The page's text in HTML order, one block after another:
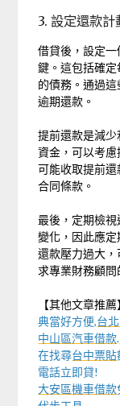
3. 設定還款計
借貸後，設定
鍵。這包括確
的債務。通過
逾期還款。
提前還款是減
資金，可以考
可能收取提前
合同條款。
最後，定期檢
變化，因此應
還款壓力過大
求專業財務顧問
【其他文章推薦
典當好方便,台
中山區汽車借款.
在找尋台中票貼
電話立即貸!
大安區機車借款